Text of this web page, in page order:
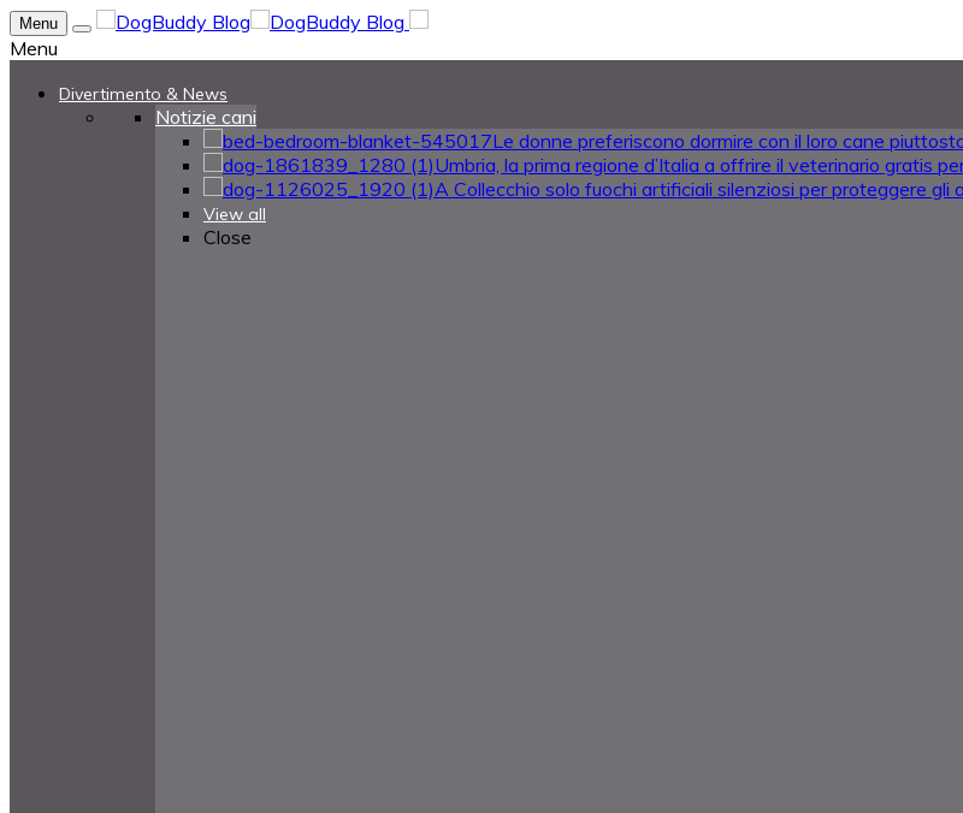
Menu
Menu
Divertimento & News
Notizie cani
Le donne preferiscono dormire con il loro cane
Umbria, la prima regione d’Italia a offrire il veterinario gratis
A Collecchio solo fuochi artificiali silenziosi per proteggere gli
View all
Close